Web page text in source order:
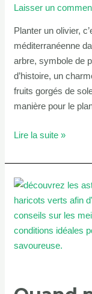
Laisser un
Planter un olivier,
méditerranéenne
arbre, symbole de
d’histoire, un
fruits gorgés de
manière pour le
Lire la suite »
Quand
planter
les
haricots
verts
récolte